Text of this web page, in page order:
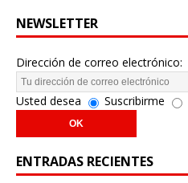
NEWSLETTER
Dirección de correo electrónico:
Usted desea Suscribirme
ENTRADAS RECIENTES